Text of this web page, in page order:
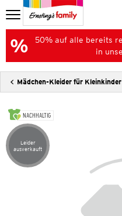
50% auf alle bereits
in
Mädchen-Kleider für Kleinkinder
NACHHALTIG
Artikel leider ausverkauft
Leider
ausverkauft